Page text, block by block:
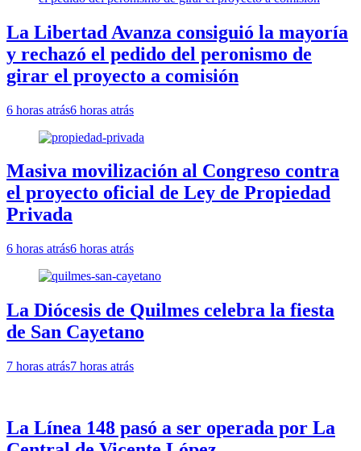
La Libertad Avanza consiguió la mayoría
y rechazó el pedido del peronismo de
girar el proyecto a comisión
6 horas atrás6 horas atrás
Masiva movilización al Congreso contra
el proyecto oficial de Ley de Propiedad
Privada
6 horas atrás6 horas atrás
La Diócesis de Quilmes celebra la fiesta
de San Cayetano
7 horas atrás7 horas atrás
La Línea 148 pasó a ser operada por La